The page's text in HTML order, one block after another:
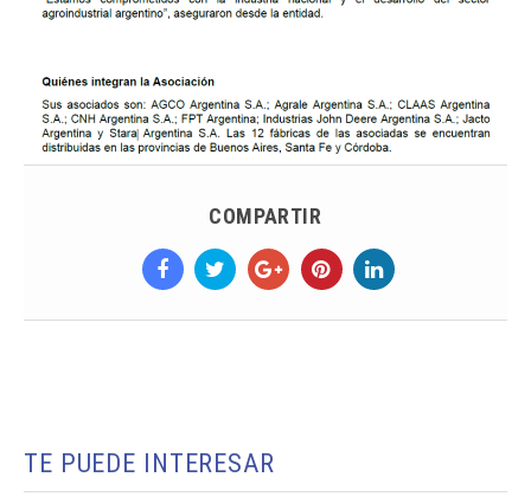
COMPARTIR
TE PUEDE INTERESAR